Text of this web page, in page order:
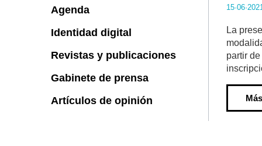
La
partir
Agenda
Identidad digital
Revistas y publicaciones
Gabinete de prensa
Artículos de opinión